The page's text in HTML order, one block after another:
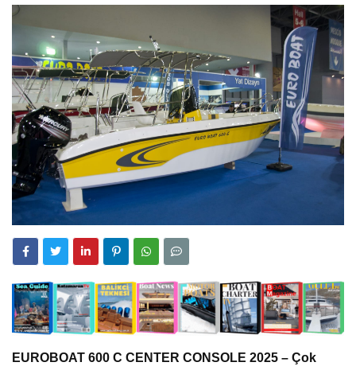
EUROBOAT 600 C CENTER CONSOLE 2025 – Çok